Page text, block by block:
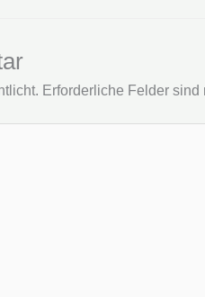
Erforderliche Felder sind